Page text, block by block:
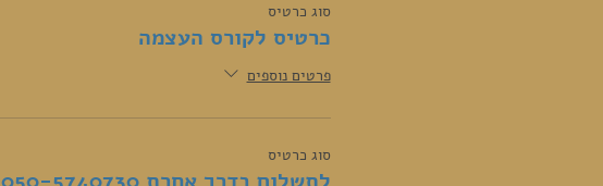
סוג כרטיס
כרטיס לקורס העצמה
פרטים נוספים
סוג כרטיס